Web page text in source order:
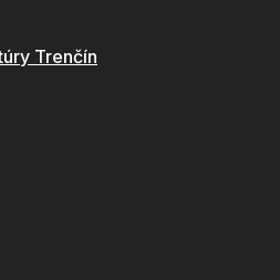
Trenčín